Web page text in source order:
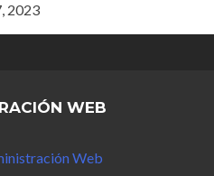
2023
WEB
Web